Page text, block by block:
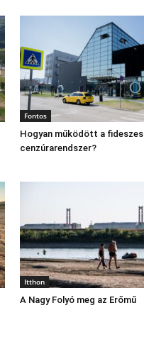
Fontos
Hogyan működött a fideszes
cenzúrarendszer?
Itthon
A Nagy Folyó meg az Erőmű